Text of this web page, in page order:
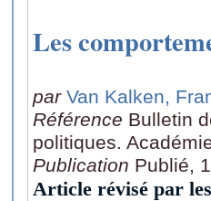
Les
par Van Kalken,
Référence Bulletin
politiques.
Publication Publié,
Article révisé par